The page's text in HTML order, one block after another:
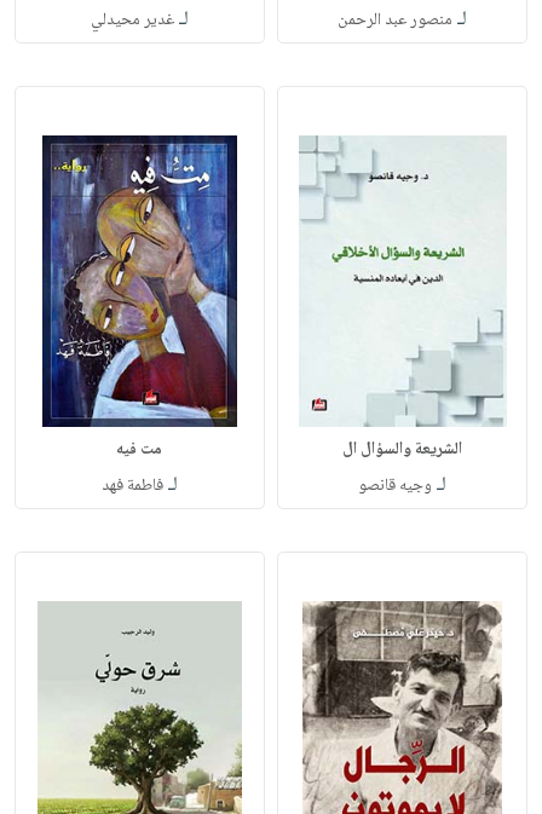
لـ منصور عبد الرحمن لـغدير محيدلي
الشريعة والسؤال ال
لـ وجيه قانصو
مت فيه
لـفاطمة فهد